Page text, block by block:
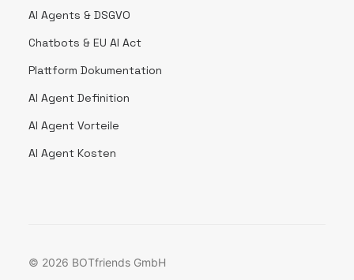
AI Agents & DSGVO
Chatbots & EU AI Act
Plattform Dokumentation
AI Agent Definition
AI Agent Vorteile
AI Agent Kosten
© 2026 BOTfriends GmbH